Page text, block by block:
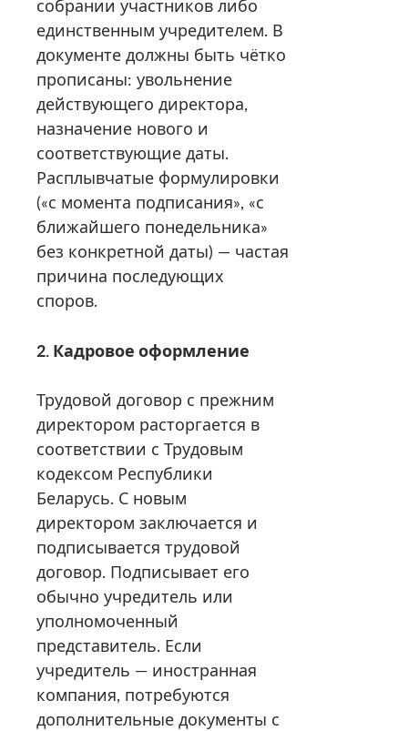
собрании участников либо
единственным учредителем. В
документе должны быть чётко
прописаны: увольнение
действующего директора,
назначение нового и
соответствующие даты.
Расплывчатые формулировки
(«с момента подписания», «с
ближайшего понедельника»
без конкретной даты) — частая
причина последующих
споров.
2. Кадровое оформление
Трудовой договор с прежним
директором расторгается в
соответствии с Трудовым
кодексом Республики
Беларусь. С новым
директором заключается и
подписывается трудовой
договор. Подписывает его
обычно учредитель или
уполномоченный
представитель. Если
учредитель — иностранная
компания, потребуются
дополнительные документы с